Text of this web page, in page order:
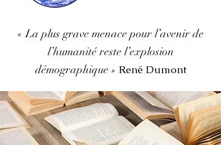
« La plus grave menace pour l’avenir de
l’humanité reste l’explosion
démographique » René Dumont